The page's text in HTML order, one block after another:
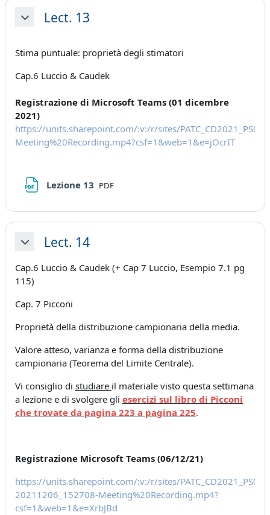
MinimizzaLect. 13
Stima puntuale: proprietà degli stimatori
Cap.6 Luccio & Caudek
Registrazione di Microsoft Teams (01 dicembre
2021)
https://units.sharepoint.com/:v:/r/sites/
Meeting%20Recording.mp4?csf=1&web=1&e=jOcrIT
Lezione 13 File
PDF
MinimizzaLect. 14
Cap.6 Luccio & Caudek (+ Cap 7 Luccio, Esempio 7.1 pg
115)
Cap. 7 Picconi
Proprietà della distribuzione campionaria della media.
Valore atteso, varianza e forma della distribuzione
campionaria (Teorema del Limite Centrale).
Vi consiglio di studiare il materiale visto questa settimana
a lezione e di svolgere gli esercizi sul libro di Picconi
che trovate da pagina 223 a pagina 225.
Registrazione Microsoft Teams (06/12/21)
https://units.sharepoint.com/:v:/r/sites/
20211206_152708-Meeting%20Recording.mp4?
csf=1&web=1&e=XrbJBd